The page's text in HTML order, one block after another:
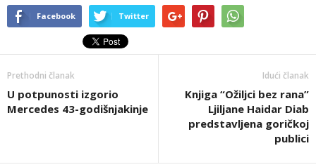
Facebook Twitter
Prethodni članak
U potpunosti izgorio
Mercedes 43-godišnjakinje
Idući članak
Knjiga “Ožiljci bez rana”
Ljiljane Haidar Diab
predstavljena goričkoj
publici